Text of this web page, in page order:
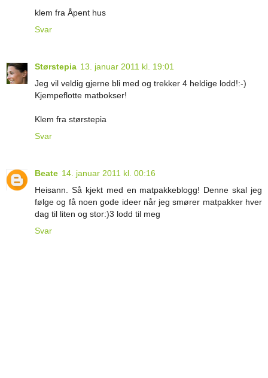
klem fra Åpent hus
Svar
Størstepia 13. januar 2011 kl. 19:01
Jeg vil veldig gjerne bli med og trekker 4 heldige lodd!:-)
Kjempeflotte matbokser!
Klem fra størstepia
Svar
Beate 14. januar 2011 kl. 00:16
Heisann. Så kjekt med en matpakkeblogg! Denne skal jeg
følge og få noen gode ideer når jeg smører matpakker hver
dag til liten og stor:)3 lodd til meg
Svar